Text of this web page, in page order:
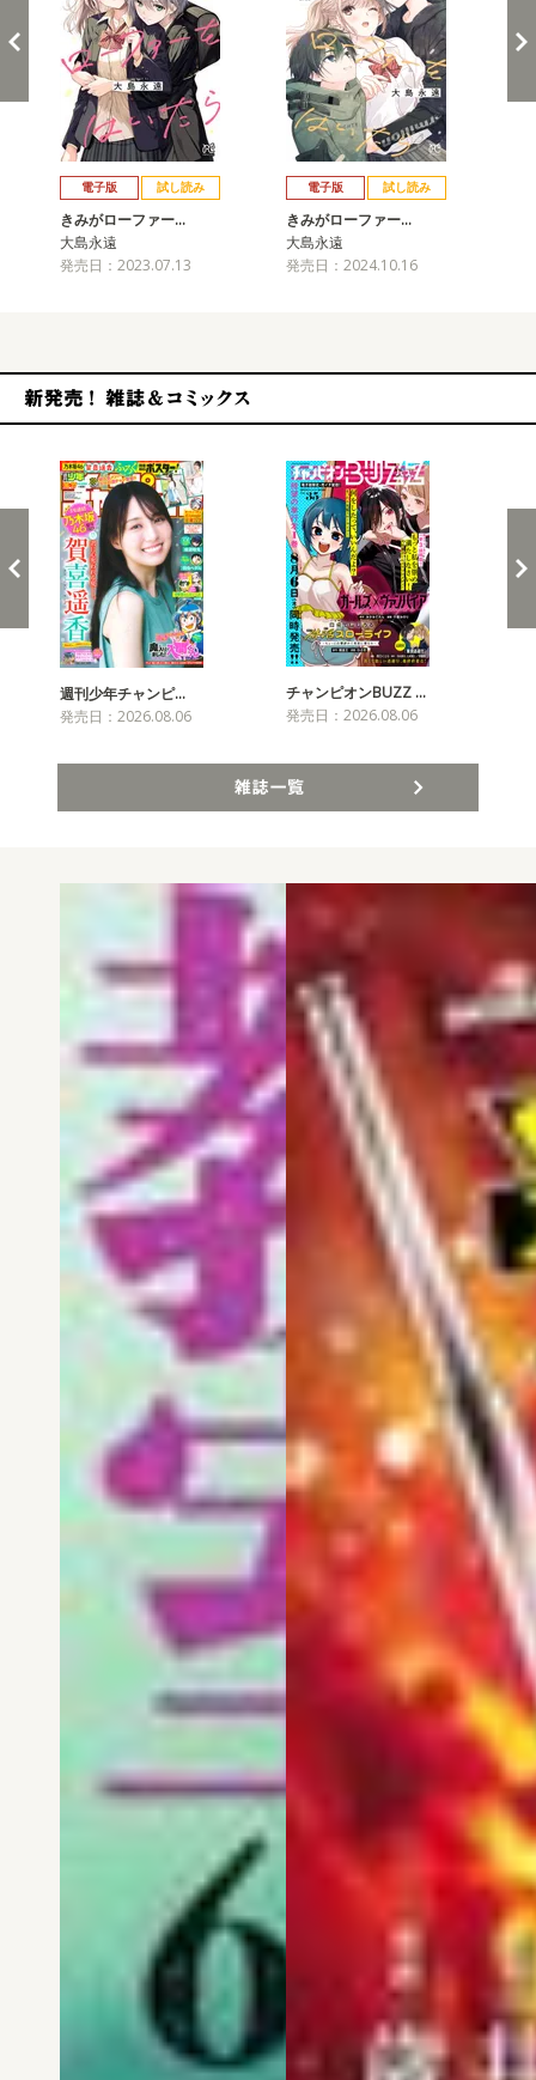
電子版 試し読み
きみがローファー…
大島永遠
発売日：2023.07.13
電子版 試し読み
きみがローファー…
大島永遠
発売日：2024.10.16
週刊少年チャンピ…
発売日：2026.08.06
チャンピオンBUZZ …
発売日：2026.08.06